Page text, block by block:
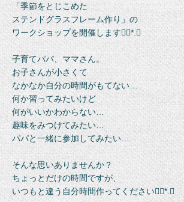
「季節をとじこめた
ステンドグラスフレーム作り」の
ワークショップを開催します❁⃘*.ﾟ
子育てパパ、ママさん。
お子さんが小さくて
なかなか自分の時間がもてない…
何か習ってみたいけど
何がいいかわからない…
趣味をみつけてみたい…
パパと一緒に参加してみたい…
そんな思いありませんか？
ちょっとだけの時間ですが、
いつもと違う自分時間作ってください❁⃘*.ﾟ